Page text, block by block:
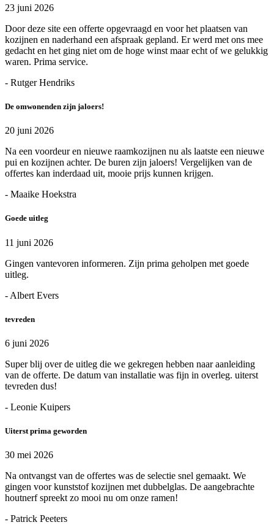
23 juni 2026
Door deze site een offerte opgevraagd en voor het plaatsen van
kozijnen en naderhand een afspraak gepland. Er werd met ons mee
gedacht en het ging niet om de hoge winst maar echt of we gelukkig
waren. Prima service.
- Rutger Hendriks
De omwonenden zijn jaloers!
20 juni 2026
Na een voordeur en nieuwe raamkozijnen nu als laatste een nieuwe
pui en kozijnen achter. De buren zijn jaloers! Vergelijken van de
offertes kan inderdaad uit, mooie prijs kunnen krijgen.
- Maaike Hoekstra
Goede uitleg
11 juni 2026
Gingen vantevoren informeren. Zijn prima geholpen met goede
uitleg.
- Albert Evers
tevreden
6 juni 2026
Super blij over de uitleg die we gekregen hebben naar aanleiding
van de offerte. De datum van installatie was fijn in overleg. uiterst
tevreden dus!
- Leonie Kuipers
Uiterst prima geworden
30 mei 2026
Na ontvangst van de offertes was de selectie snel gemaakt. We
gingen voor kunststof kozijnen met dubbelglas. De aangebrachte
houtnerf spreekt zo mooi nu om onze ramen!
- Patrick Peeters